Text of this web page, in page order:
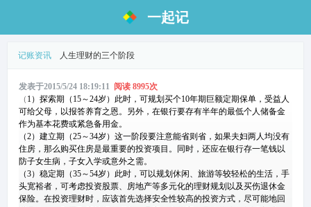
一起记
记账资讯 人生理财的三个阶段
发表于2015/5/24 18:19:11 阅读 8995次
（ 1）探索期（ 15～24岁）此时，可规划买个10年期巨额定期保单，受益人
可给父母，以报答养育之恩。另外，在银行要存有半年的最低个人储备金
作为基本花费或紧急备用金。
（2）建立期（25～34岁）这一阶段要注意能省则省，如果夫妇两人均没有
住房，那么购买住房是最重要的投资项目。同时，还应在银行存一笔钱以
防子女生病，子女入学或意外之需。
（3）稳定期（35～54岁）此时，可以规划休闲、旅游等较轻松的生活，手
头宽裕者，可考虑投资股票、房地产等多元化的理财规划以及买伤退休金
保险。在投资理财时，应该首先选择安全性较高的投资方式，尽可能地回